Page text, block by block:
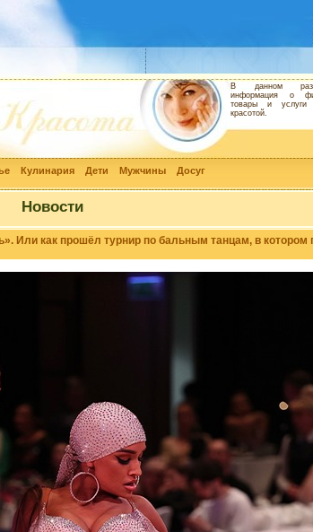
Кулинария Дети Мужчины Досуг
В данном
информация о
товары и услуги
красотой.
Новости
Или как прошёл турнир по бальным танцам, в котором